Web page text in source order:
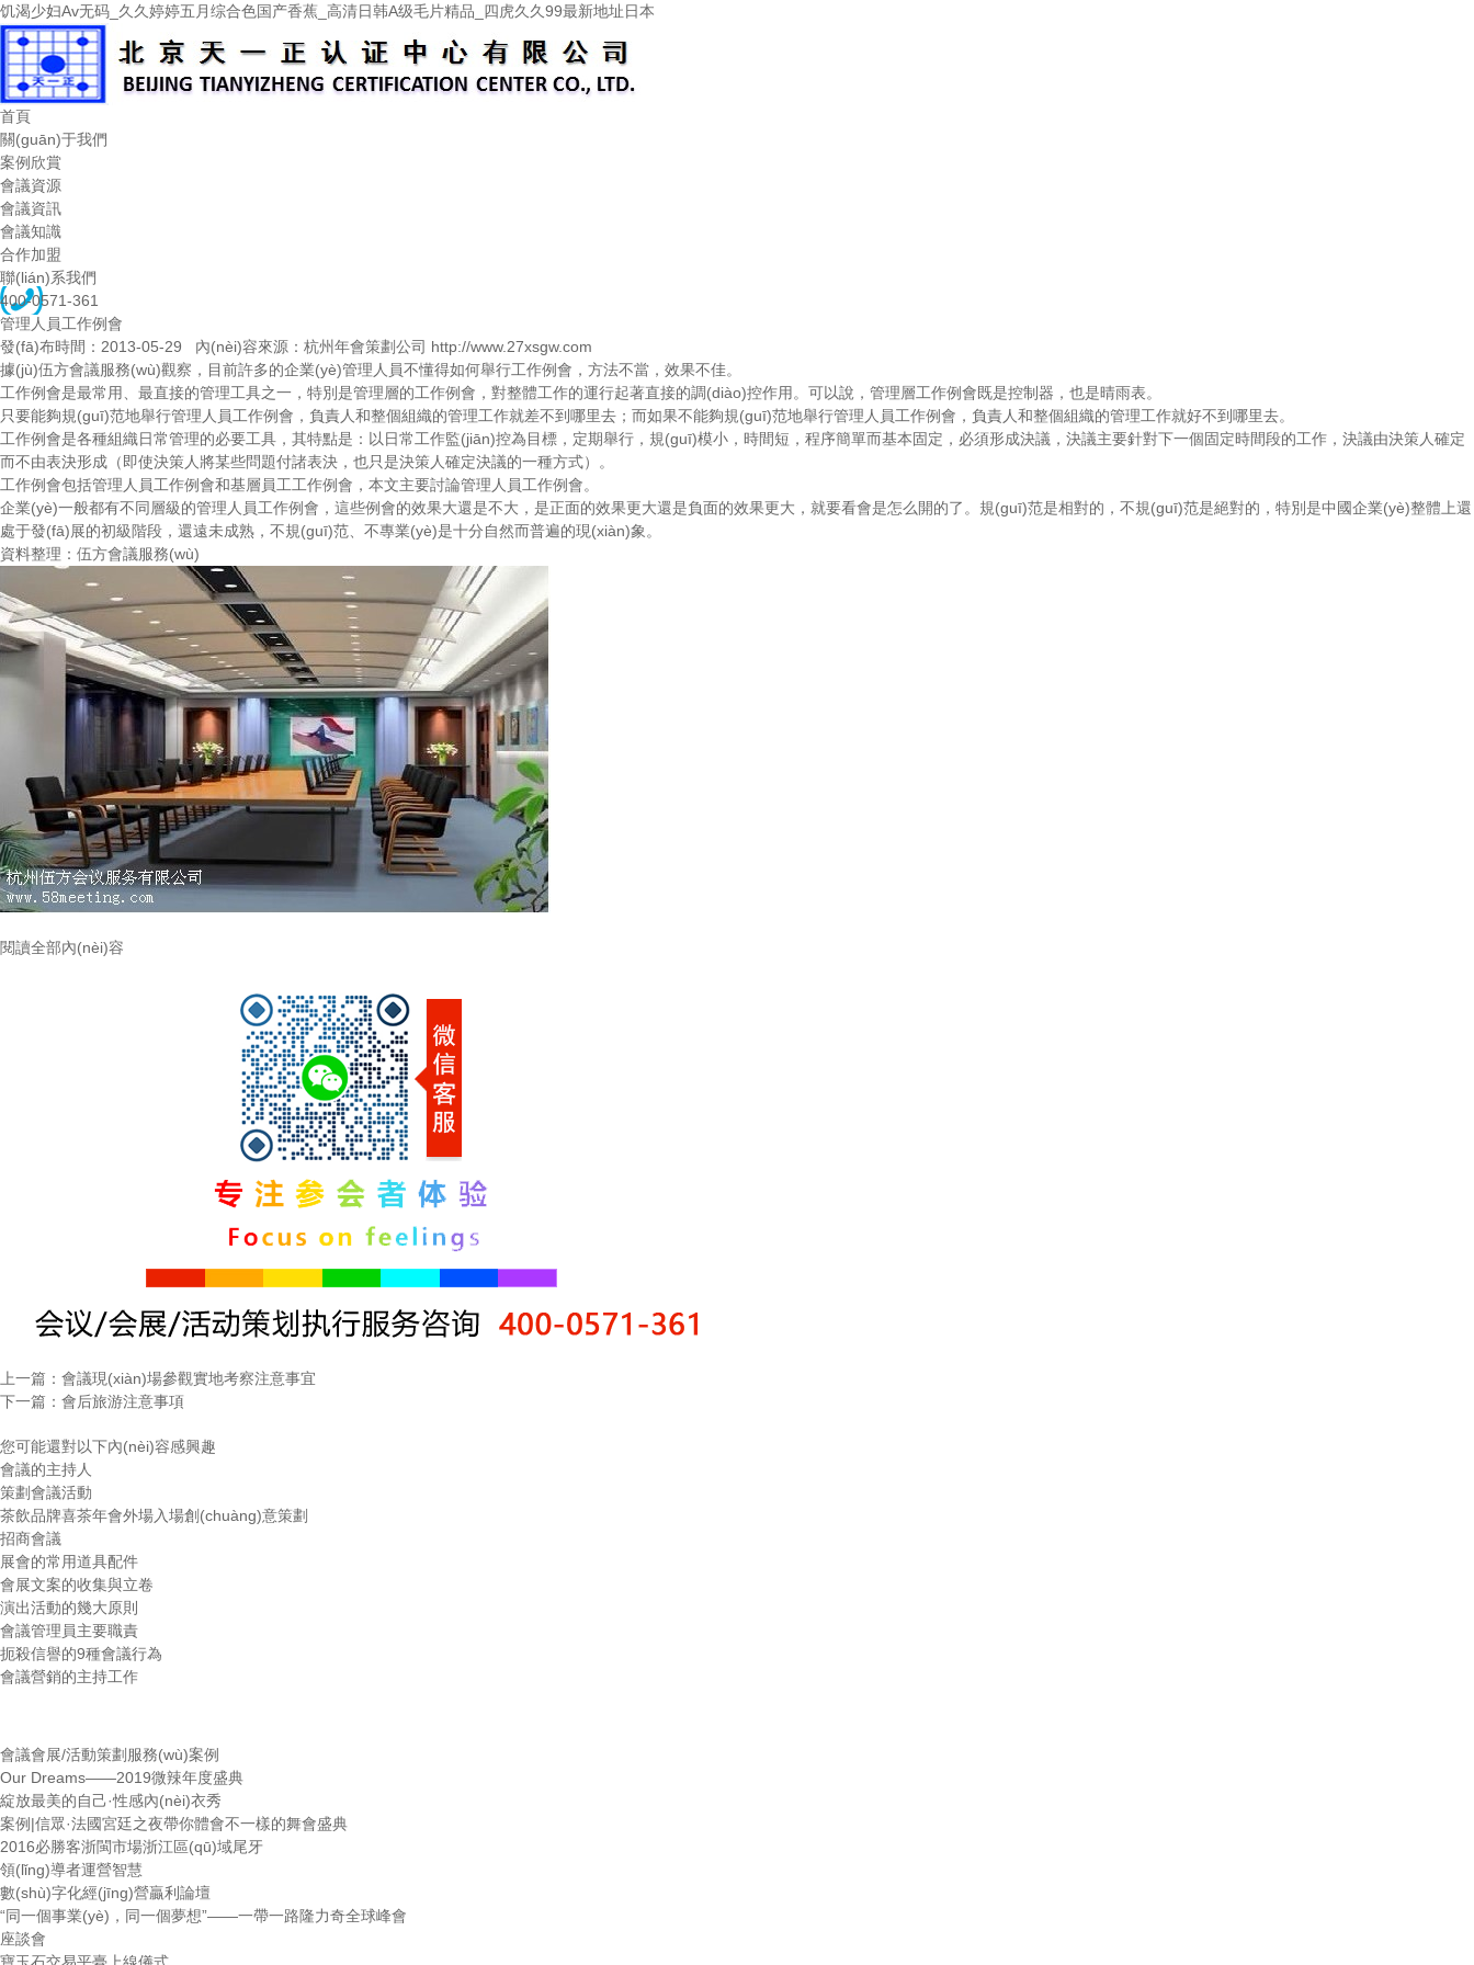
饥渴少妇Av无码_久久婷婷五月综合色国产香蕉_高清日韩A级毛片精品_四虎久久99最新地址日本
首頁
關(guān)于我們
案例欣賞
會議資源
會議資訊
會議知識
合作加盟
聯(lián)系我們
400-0571-361
管理人員工作例會
發(fā)布時間：2013-05-29 內(nèi)容來源：杭州年會策劃公司 http://www.27xsgw.com
據(jù)伍方會議服務(wù)觀察，目前許多的企業(yè)管理人員不懂得如何舉行工作例會，方法不當，效果不佳。
工作例會是最常用、最直接的管理工具之一，特別是管理層的工作例會，對整體工作的運行起著直接的調(diào)控作用。可以說，管理層工作例會既是控制器，也是晴雨表。
只要能夠規(guī)范地舉行管理人員工作例會，負責人和整個組織的管理工作就差不到哪里去；而如果不能夠規(guī)范地舉行管理人員工作例會，負責人和整個組織的管理工作就好不到哪里去。
工作例會是各種組織日常管理的必要工具，其特點是：以日常工作監(jiān)控為目標，定期舉行，規(guī)模小，時間短，程序簡單而基本固定，必須形成決議，決議主要針對下一個固定時間段的工作，決議由決策人確定
而不由表決形成（即使決策人將某些問題付諸表決，也只是決策人確定決議的一種方式）。
工作例會包括管理人員工作例會和基層員工工作例會，本文主要討論管理人員工作例會。
企業(yè)一般都有不同層級的管理人員工作例會，這些例會的效果大還是不大，是正面的效果更大還是負面的效果更大，就要看會是怎么開的了。規(guī)范是相對的，不規(guī)范是絕對的，特別是中國企業(yè)整體上還
處于發(fā)展的初級階段，還遠未成熟，不規(guī)范、不專業(yè)是十分自然而普遍的現(xiàn)象。
資料整理： 伍方會議服務(wù)
閱讀全部內(nèi)容
上一篇： 會議現(xiàn)場參觀實地考察注意事宜
下一篇： 會后旅游注意事項
您可能還對以下內(nèi)容感興趣
會議的主持人
策劃會議活動
茶飲品牌喜茶年會外場入場創(chuàng)意策劃
招商會議
展會的常用道具配件
會展文案的收集與立卷
演出活動的幾大原則
會議管理員主要職責
扼殺信譽的9種會議行為
會議營銷的主持工作
會議會展/活動策劃服務(wù)案例
Our Dreams——2019微辣年度盛典
綻放最美的自己·性感內(nèi)衣秀
案例|信眾·法國宮廷之夜帶你體會不一樣的舞會盛典
2016必勝客浙閩市場浙江區(qū)域尾牙
領(lǐng)導者運營智慧
數(shù)字化經(jīng)營贏利論壇
“同一個事業(yè)，同一個夢想”——一帶一路隆力奇全球峰會
座談會